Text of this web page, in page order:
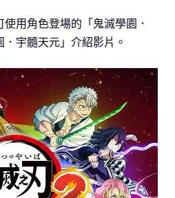
用角色登場的「鬼滅學園．
宇髓天元」介紹影片。